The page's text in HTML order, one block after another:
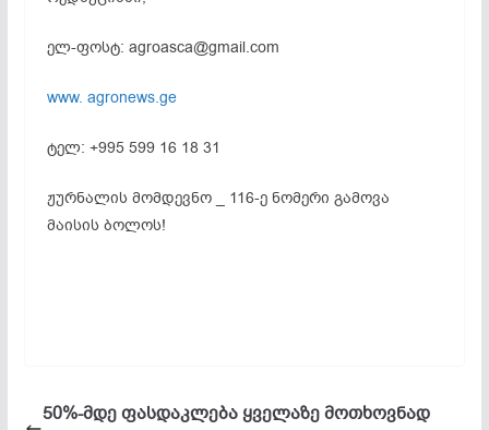
ელ-ფოსტ: agroasca@gmail.com
www. agronews.ge
ტელ: +995 599 16 18 31
ჟურნალის მომდევნო _ 116-ე ნომერი გამოვა
მაისის ბოლოს!
50%-მდე ფასდაკლება ყველაზე მოთხოვნად